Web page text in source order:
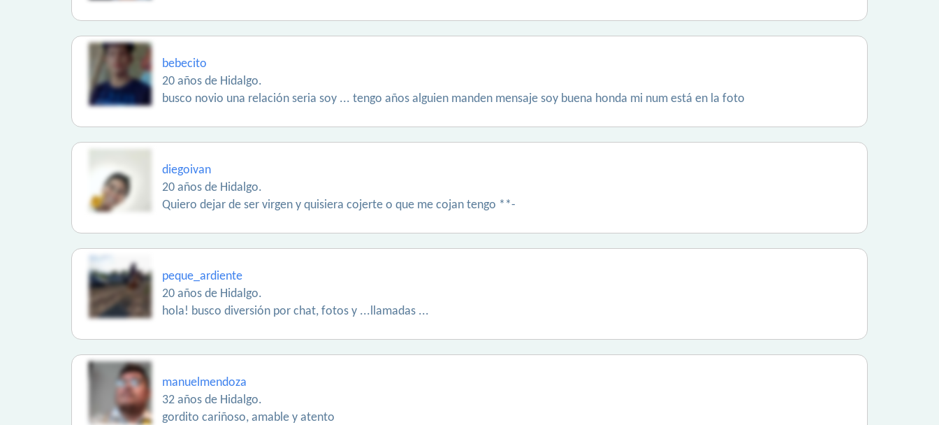
bebecito
20 años de Hidalgo.
busco novio una relación seria soy ... tengo años alguien manden mensaje soy buena honda mi num está en la foto
diegoivan
20 años de Hidalgo.
Quiero dejar de ser virgen y quisiera cojerte o que me cojan tengo **-
peque_ardiente
20 años de Hidalgo.
hola! busco diversión por chat, fotos y ...llamadas ...
manuelmendoza
32 años de Hidalgo.
gordito cariñoso, amable y atento